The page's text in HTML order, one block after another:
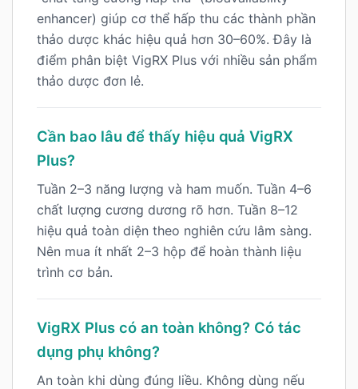
enhancer) giúp cơ thể hấp thu các thành phần
thảo dược khác hiệu quả hơn 30–60%. Đây là
điểm phân biệt VigRX Plus với nhiều sản phẩm
thảo dược đơn lẻ.
Cần bao lâu để thấy hiệu quả VigRX
Plus?
Tuần 2–3 năng lượng và ham muốn. Tuần 4–6
chất lượng cương dương rõ hơn. Tuần 8–12
hiệu quả toàn diện theo nghiên cứu lâm sàng.
Nên mua ít nhất 2–3 hộp để hoàn thành liệu
trình cơ bản.
VigRX Plus có an toàn không? Có tác
dụng phụ không?
An toàn khi dùng đúng liều. Không dùng nếu